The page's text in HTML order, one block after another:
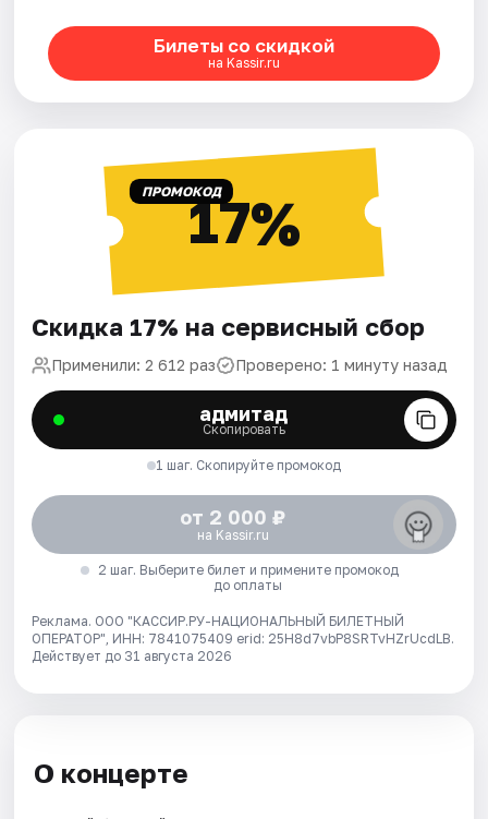
Билеты со скидкой
на Kassir.ru
ПРОМОКОД17%
Скидка 17% на сервисный сбор
Применили: 2 612 раз Проверено: 1 минуту назад
адмитад
Скопировать
1 шаг. Скопируйте промокод
от 2 000 ₽
на Kassir.ru
2 шаг. Выберите билет и примените промокод
до оплаты
Реклама. ООО "КАССИР.РУ-НАЦИОНАЛЬНЫЙ БИЛЕТНЫЙ
ОПЕРАТОР", ИНН: 7841075409 erid: 25H8d7vbP8SRTvHZrUcdLB.
Действует до 31 августа 2026
О концерте